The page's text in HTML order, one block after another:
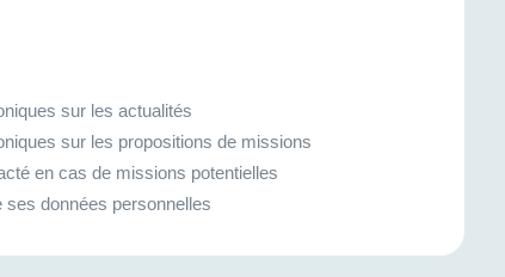
sur les actualités
sur les propositions de missions
en cas de missions potentielles
ses données personnelles